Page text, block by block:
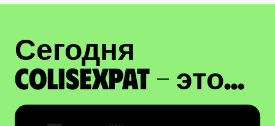
Сегодня
ColisExpat - это...